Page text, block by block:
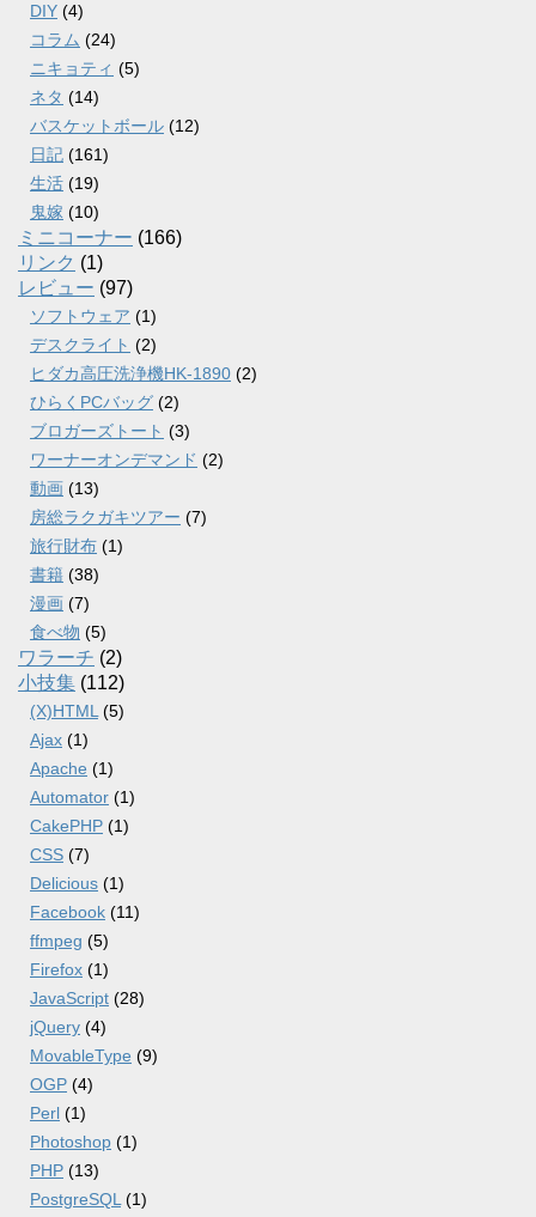
DIY (4)
コラム (24)
ニキョティ (5)
ネタ (14)
バスケットボール (12)
日記 (161)
生活 (19)
鬼嫁 (10)
ミニコーナー (166)
リンク (1)
レビュー (97)
ソフトウェア (1)
デスクライト (2)
ヒダカ高圧洗浄機HK-1890 (2)
ひらくPCバッグ (2)
ブロガーズトート (3)
ワーナーオンデマンド (2)
動画 (13)
房総ラクガキツアー (7)
旅行財布 (1)
書籍 (38)
漫画 (7)
食べ物 (5)
ワラーチ (2)
小技集 (112)
(X)HTML (5)
Ajax (1)
Apache (1)
Automator (1)
CakePHP (1)
CSS (7)
Delicious (1)
Facebook (11)
ffmpeg (5)
Firefox (1)
JavaScript (28)
jQuery (4)
MovableType (9)
OGP (4)
Perl (1)
Photoshop (1)
PHP (13)
PostgreSQL (1)